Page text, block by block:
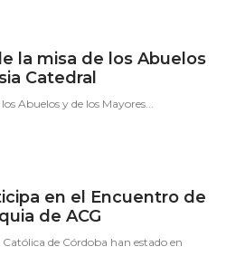
la misa de los Abuelos
Catedral
Abuelos y de los Mayores...
en el Encuentro de
de ACG
de Córdoba han estado en